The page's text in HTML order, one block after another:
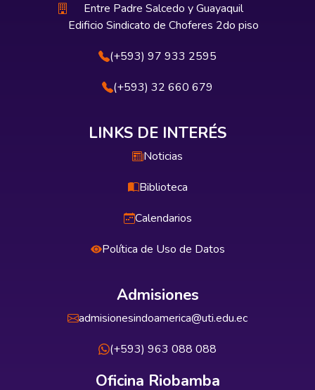
Entre Padre Salcedo y Guayaquil
Edificio Sindicato de Choferes 2do piso
(+593) 97 933 2595
(+593) 32 660 679
LINKS DE INTERÉS
Noticias
Biblioteca
Calendarios
Política de Uso de Datos
Admisiones
admisionesindoamerica@uti.edu.ec
(+593) 963 088 088
Oficina Riobamba